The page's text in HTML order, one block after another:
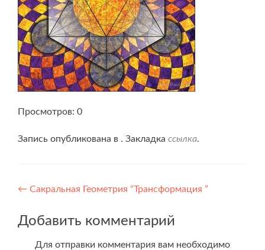
Просмотров: 0
Запись опубликована в . Закладка ссылка.
Навигация
по
записям
← Сакральная Геометрия “Трансформация ”
Добавить комментарий
Для отправки комментария вам необходимо